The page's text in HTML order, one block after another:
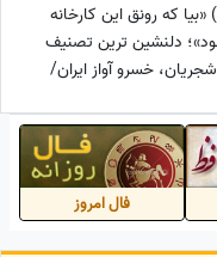
«بیا که رونق این کارخانه
دلنشین ترین تصنیف
خسرو آواز ایران/
رو به پرواز درمیاره😍
فال امروز